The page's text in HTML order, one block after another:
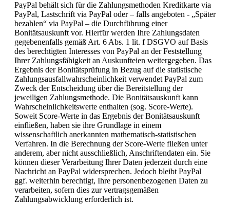
PayPal behält sich für die Zahlungsmethoden Kreditkarte via
PayPal, Lastschrift via PayPal oder – falls angeboten - „Später
bezahlen“ via PayPal – die Durchführung einer
Bonitätsauskunft vor. Hierfür werden Ihre Zahlungsdaten
gegebenenfalls gemäß Art. 6 Abs. 1 lit. f DSGVO auf Basis
des berechtigten Interesses von PayPal an der Feststellung
Ihrer Zahlungsfähigkeit an Auskunfteien weitergegeben. Das
Ergebnis der Bonitätsprüfung in Bezug auf die statistische
Zahlungsausfallwahrscheinlichkeit verwendet PayPal zum
Zweck der Entscheidung über die Bereitstellung der
jeweiligen Zahlungsmethode. Die Bonitätsauskunft kann
Wahrscheinlichkeitswerte enthalten (sog. Score-Werte).
Soweit Score-Werte in das Ergebnis der Bonitätsauskunft
einfließen, haben sie ihre Grundlage in einem
wissenschaftlich anerkannten mathematisch-statistischen
Verfahren. In die Berechnung der Score-Werte fließen unter
anderem, aber nicht ausschließlich, Anschriftendaten ein. Sie
können dieser Verarbeitung Ihrer Daten jederzeit durch eine
Nachricht an PayPal widersprechen. Jedoch bleibt PayPal
ggf. weiterhin berechtigt, Ihre personenbezogenen Daten zu
verarbeiten, sofern dies zur vertragsgemäßen
Zahlungsabwicklung erforderlich ist.